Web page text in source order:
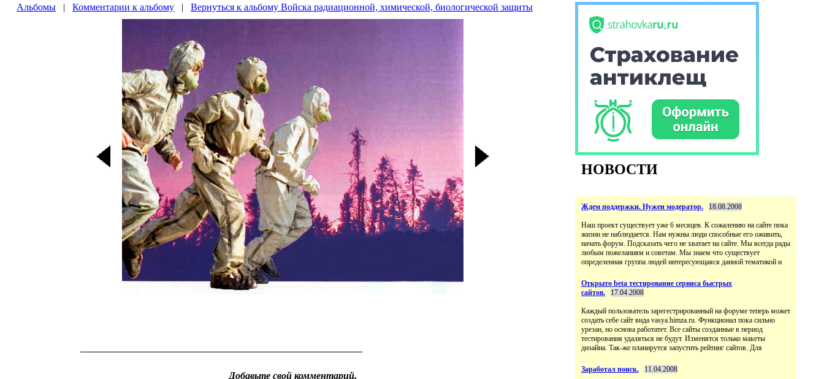
Альбомы | Комментарии к альбому | Вернуться к альбому Войска радиационной, химической, биологической защиты
Добавьте свой комментарий.
НОВОСТИ
Ждем поддержки. Нужен модератор. 18.08.2008
Наш проект существует уже 6 месяцев. К сожалению на сайте пока
жизни не наблюдается. Нам нужны люди способные его оживить,
начать форум. Подсказать чего не хватает на сайте. Мы всегда рады
любым пожеланиям и советам. Мы знаем что существует
определенная группа людей интересующаяся данной тематикой и
Открыто beta тестирование сервиса быстрых
сайтов.
17.04.2008
Каждый пользователь зарегестрированный на форуме теперь может
создать себе сайт вида vasya.himza.ru. Функционал пока сильно
урезан, но основа работатет. Все сайты созданные в период
тестирования удаляться не будут. Изменятся только макеты
дизайна. Так-же планирутся запустить рейтинг сайтов. Для
Заработал поиск. 11.04.2008